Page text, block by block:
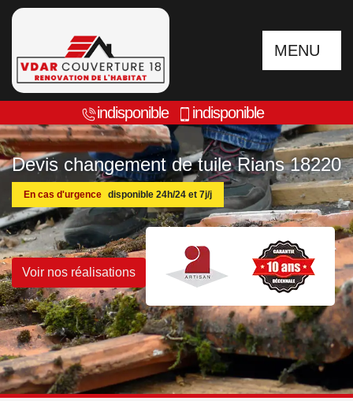
MENU
indisponible indisponible
Devis changement de tuile Rians 18220
En cas d'urgence disponible 24h/24 et 7j/j
Voir nos réalisations